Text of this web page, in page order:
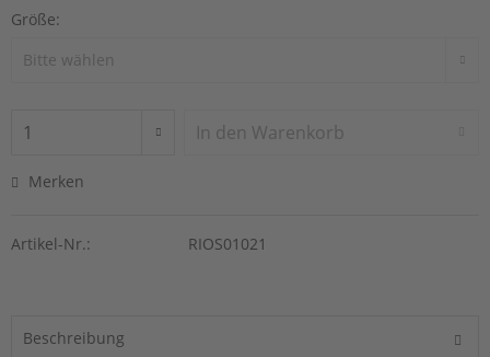
Größe:
In den Warenkorb
Merken
Artikel-Nr.: RIOS01021
Beschreibung